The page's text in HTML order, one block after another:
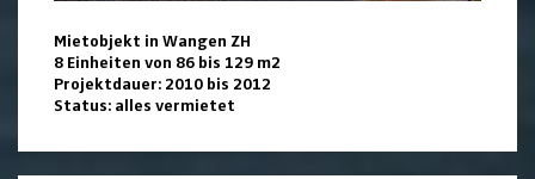
Mietobjekt in Wangen ZH
8 Einheiten von 86 bis 129 m2
Projektdauer: 2010 bis 2012
Status: alles vermietet